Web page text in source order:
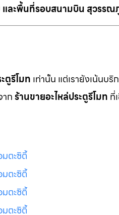
และพื้นที่รอบสนามบิน สุวรร
ตูรีโมท เท่านั้น แต่เรายังเน้นบ
ากร้านขายอะไหล่ประตูรีโมท ที่
มตะซิตี้
มตะซิตี้
มตะซิตี้
มตะซิตี้